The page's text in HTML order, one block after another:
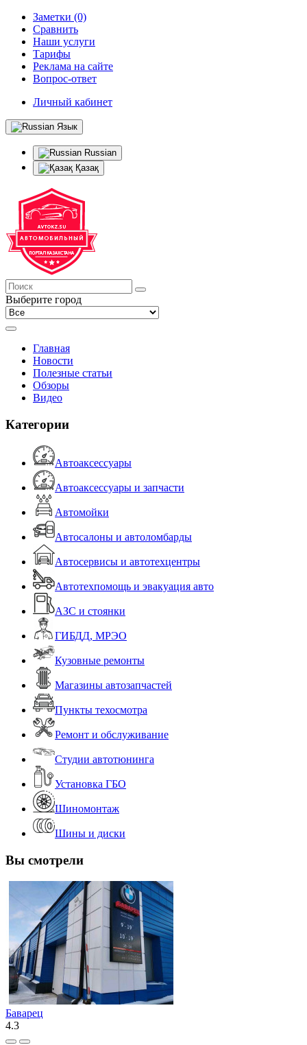
Заметки (0)
Сравнить
Наши услуги
Тарифы
Реклама на сайте
Вопрос-ответ
Личный кабинет
Язык
Russian
Қазақ
Выберите город
Главная
Новости
Полезные статьи
Обзоры
Видео
Категории
Автоаксессуары
Автоаксессуары и запчасти
Автомойки
Автосалоны и автоломбарды
Автосервисы и автотехцентры
Автотехпомощь и эвакуация авто
АЗС и стоянки
ГИБДД, МРЭО
Кузовные ремонты
Магазины автозапчастей
Пункты техосмотра
Ремонт и обслуживание
Студии автотюнинга
Установка ГБО
Шиномонтаж
Шины и диски
Вы смотрели
Баварец
4.3